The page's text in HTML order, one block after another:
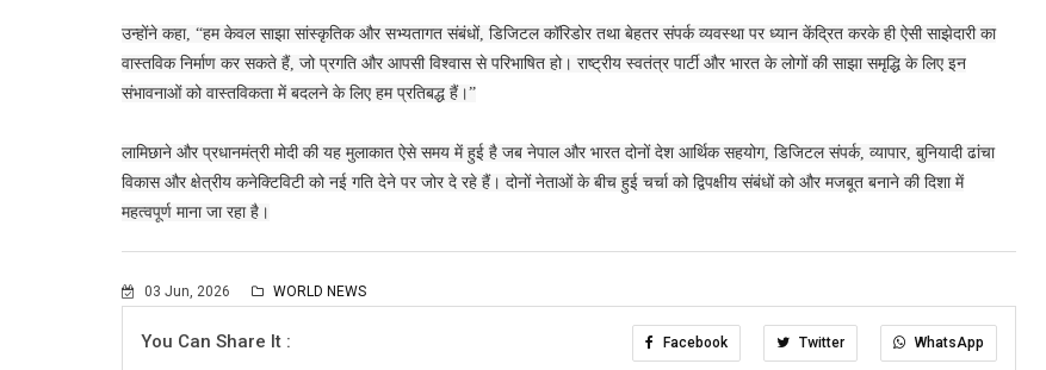
उन्होंने कहा, “हम केवल साझा सांस्कृतिक और सभ्यतागत संबंधों, डिजिटल कॉरिडोर तथा बेहतर संपर्क व्यवस्था पर ध्यान केंद्रित करके ही ऐसी साझेदारी का
वास्तविक निर्माण कर सकते हैं, जो प्रगति और आपसी विश्वास से परिभाषित हो। राष्ट्रीय स्वतंत्र पार्टी और भारत के लोगों की साझा समृद्धि के लिए इन
संभावनाओं को वास्तविकता में बदलने के लिए हम प्रतिबद्ध हैं।”
लामिछाने और प्रधानमंत्री मोदी की यह मुलाकात ऐसे समय में हुई है जब नेपाल और भारत दोनों देश आर्थिक सहयोग, डिजिटल संपर्क, व्यापार, बुनियादी ढांचा
विकास और क्षेत्रीय कनेक्टिविटी को नई गति देने पर जोर दे रहे हैं। दोनों नेताओं के बीच हुई चर्चा को द्विपक्षीय संबंधों को और मजबूत बनाने की दिशा में
महत्वपूर्ण माना जा रहा है।
03 Jun, 2026 WORLD NEWS
You Can Share It : Facebook Twitter WhatsApp